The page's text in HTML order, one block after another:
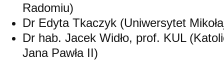
Radomiu)
Dr Edyta Tkaczyk (Uniwersytet
Dr hab. Jacek Widło, prof. KUL
Jana Pawła II)